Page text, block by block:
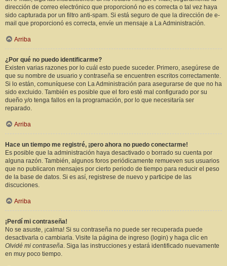
dirección de correo electrónico que proporcionó no es correcta o tal vez haya
sido capturada por un filtro anti-spam. Si está seguro de que la dirección de e-
mail que proporcionó es correcta, envíe un mensaje a La Administración.
Arriba
¿Por qué no puedo identificarme?
Existen varias razones por lo cuál esto puede suceder. Primero, asegúrese de
que su nombre de usuario y contraseña se encuentren escritos correctamente.
Si lo están, comuníquese con La Administración para asegurarse de que no ha
sido excluido. También es posible que el foro esté mal configurado por su
dueño y/o tenga fallos en la programación, por lo que necesitaría ser
reparado.
Arriba
Hace un tiempo me registré, ¡pero ahora no puedo conectarme!
Es posible que la administración haya desactivado o borrado su cuenta por
alguna razón. También, algunos foros periódicamente remueven sus usuarios
que no publicaron mensajes por cierto periodo de tiempo para reducir el peso
de la base de datos. Si es así, registrese de nuevo y participe de las
discuciones.
Arriba
¡Perdí mi contraseña!
No se asuste, ¡calma! Si su contraseña no puede ser recuperada puede
desactivarla o cambiarla. Visite la página de ingreso (login) y haga clic en
Olvidé mi contraseña. Siga las instrucciones y estará identificado nuevamente
en muy poco tiempo.